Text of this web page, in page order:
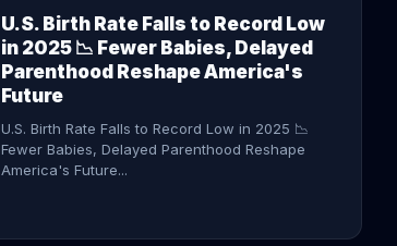
U.S. Birth Rate Falls to Record Low
in 2025 📉 Fewer Babies, Delayed
Parenthood Reshape America's
Future
U.S. Birth Rate Falls to Record Low in 2025 📉
Fewer Babies, Delayed Parenthood Reshape
America's Future...